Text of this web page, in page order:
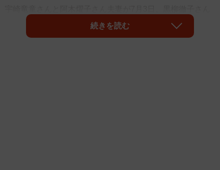
の長寿トーク番組「徹子の部屋」（テレビ朝日系、午後1時
放送）に出演します。
続きを読む